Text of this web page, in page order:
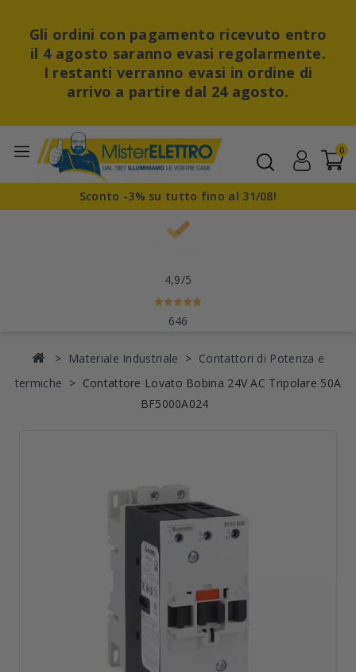
Gli ordini con pagamento ricevuto entro
il 4 agosto saranno evasi regolarmente.
I restanti verranno evasi in ordine di
arrivo a partire dal 24 agosto.
0
Sconto -3% su tutto fino al 31/08!
4,9/5
646
Materiale Industriale
Contattori di Potenza e
termiche
Contattore Lovato Bobina 24V AC Tripolare 50A
BF5000A024